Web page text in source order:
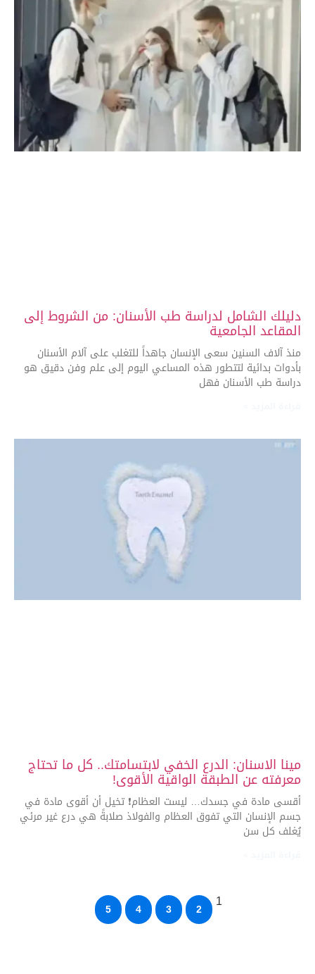
دليلك الشامل لدراسة طب الأسنان: من الشروط إلى
المقاعد الجامعية
منذ آلاف السنين سعى الإنسان جاهداً للتغلب على آلام الأسنان
بأدوات بدائية لتتطور هذه المساعي اليوم إلى علم وفن دقيق هو
دراسة طب الأسنان فهل
مينا الاسنان: الدرع الخفي لابتسامتك.. كل ما تحتاج
معرفته عن الطبقة الواقية الأقوى!
أقسى مادة في جسدك… ليست العظام❗ تخيل أن أقوى مادة في
جسم الإنسان التي تفوق العظام والفولاذ صلابةً هي درع غير مرئي
يُغلف كل سن
1
2
3
4
5